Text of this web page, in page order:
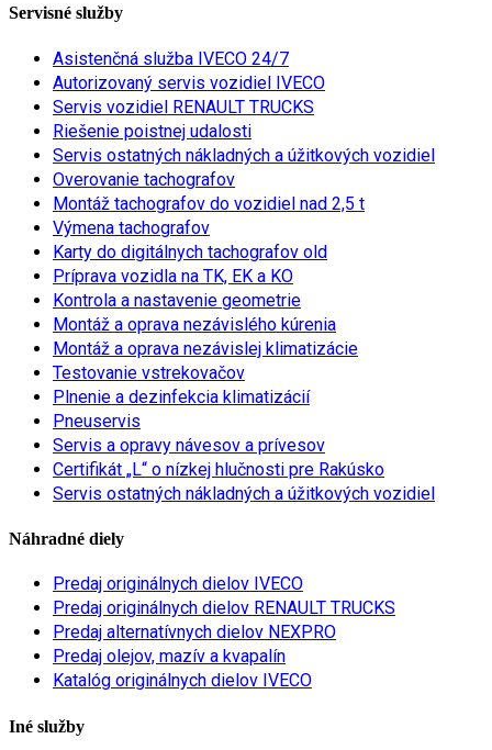
Servisné služby
Asistenčná služba IVECO 24/7
Autorizovaný servis vozidiel IVECO
Servis vozidiel RENAULT TRUCKS
Riešenie poistnej udalosti
Servis ostatných nákladných a úžitkových vozidiel
Overovanie tachografov
Montáž tachografov do vozidiel nad 2,5 t
Výmena tachografov
Karty do digitálnych tachografov old
Príprava vozidla na TK, EK a KO
Kontrola a nastavenie geometrie
Montáž a oprava nezávislého kúrenia
Montáž a oprava nezávislej klimatizácie
Testovanie vstrekovačov
Plnenie a dezinfekcia klimatizácií
Pneuservis
Servis a opravy návesov a prívesov
Certifikát „L“ o nízkej hlučnosti pre Rakúsko
Servis ostatných nákladných a úžitkových vozidiel
Náhradné diely
Predaj originálnych dielov IVECO
Predaj originálnych dielov RENAULT TRUCKS
Predaj alternatívnych dielov NEXPRO
Predaj olejov, mazív a kvapalín
Katalóg originálnych dielov IVECO
Iné služby